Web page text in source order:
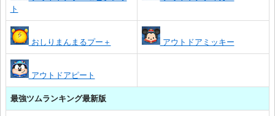
ト
おしりまんまるプー＋ アウトドアミッキー
アウトドアピート
最強ツムランキング最新版